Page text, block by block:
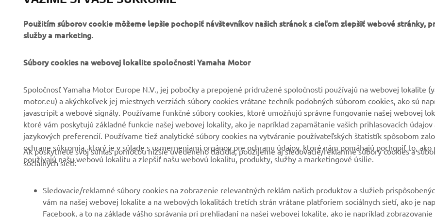
FIREMNÉ STRÁNKY
Novinky
Podujatia
Tlač
Katalóg
Staňte sa predajcom
B2B
Úrady
Prví respondenti
Súprava autoškoly
Partnerstvá
Technické informácie pre
VIAC YAMAHA
Yamaha Music
Yamaha Racing
Yamaha Motor Global
Mobilné aplikácie
Rezervácia na servis
Nájsť predajcu
Nakladaní s použitými
batériami
Použitím súborov cookie môžeme lepšie pochopiť návštevníkov našich stránok s cieľom zlepšiť webové stránky,
služby a marketing.
Súbory cookies na webovej lokalite spoločnosti Yamaha Motor
Spoločnosť Yamaha Motor Europe N.V., jej pobočky a prepojené pridružené spoločnosti používajú na webovej lokalite
motor.eu) a akýchkoľvek jej miestnych verziách súbory cookies vrátane techník podobných súborom cookies, ako sú
javascripit a webové signály. Používame funkčné súbory cookies, ktoré umožňujú správne fungovanie našej webovej
ktoré vám poskytujú základné funkcie našej webovej lokality, ako je napríklad zapamätanie vašich prihlasovacích údajov
jazykových preferencií. Používame tiež analytické súbory cookies na vytváranie používateľských štatistík spôsobom
ochrane súkromia, ktorý je v súlade s usmerneniami orgánov pre ochranu údajov, ktoré nám pomáhajú pochopiť to, ako
používajú našu webovú lokalitu a zlepšiť našu webovú lokalitu, produkty, služby a marketingové úsilie.
Ak poskytnete svoj súhlas pomocou nižšie uvedeného tlačidla, použijeme aj sledovacie/reklamné súbory cookies a
sociálnych sietí:
Sledovacie/reklamné súbory cookies na zobrazenie relevantných reklám našich produktov a služieb
vám na našej webovej lokalite a na webových lokalitách tretích strán vrátane platforiem sociálnych sietí, ako je
Facebook, a to na základe vášho správania pri prehliadaní na našej webovej lokalite, ako je napríklad